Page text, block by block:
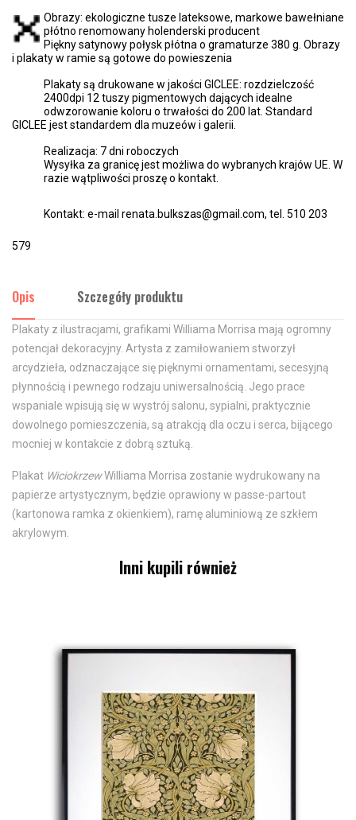
Obrazy: ekologiczne tusze lateksowe, markowe bawełniane
płótno renomowany holenderski producent
Piękny satynowy połysk płótna o gramaturze 380 g. Obrazy
i plakaty w ramie są gotowe do powieszenia
Plakaty są drukowane w jakości GICLEE: rozdzielczość
2400dpi 12 tuszy pigmentowych dających idealne
odwzorowanie koloru o trwałości do 200 lat. Standard
GICLEE jest standardem dla muzeów i galerii.
Realizacja: 7 dni roboczych
Wysyłka za granicę jest możliwa do wybranych krajów UE. W
razie wątpliwości proszę o kontakt.
Kontakt: e-mail renata.bulkszas@gmail.com, tel. 510 203
579
Opis Szczegóły produktu
Plakaty z ilustracjami, grafikami Williama Morrisa mają ogromny
potencjał dekoracyjny. Artysta z zamiłowaniem stworzył
arcydzieła, odznaczające się pięknymi ornamentami, secesyjną
płynnością i pewnego rodzaju uniwersalnością. Jego prace
wspaniale wpisują się w wystrój salonu, sypialni, praktycznie
dowolnego pomieszczenia, są atrakcją dla oczu i serca, bijącego
mocniej w kontakcie z dobrą sztuką.
Plakat WiciokrzewWilliama Morrisa zostanie wydrukowany na
papierze artystycznym, będzie oprawiony w passe-partout
(kartonowa ramka z okienkiem), ramę aluminiową ze szkłem
akrylowym.
Inni kupili również